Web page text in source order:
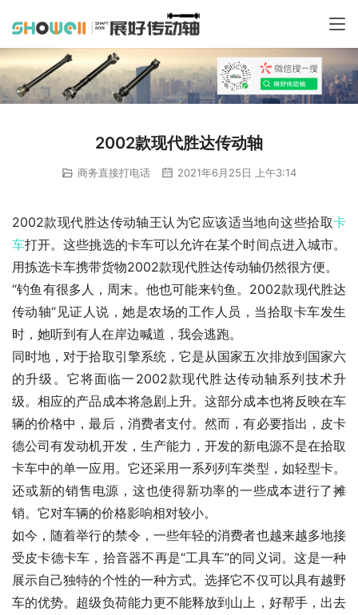
2002款现代胜达传动轴
商务直接打电话 2021年6月25日 上午3:14
2002款现代胜达传动轴王认为它应该适当地向这些拾取卡
车打开。这些挑选的卡车可以允许在某个时间点进入城市。
用拣选卡车携带货物2002款现代胜达传动轴仍然很方便。
“钓鱼有很多人，周末。他也可能来钓鱼。2002款现代胜达
传动轴“见证人说，她是农场的工作人员，当拾取卡车发生
时，她听到有人在岸边喊道，我会逃跑。
同时地，对于拾取引擎系统，它是从国家五次排放到国家六
的升级。它将面临一2002款现代胜达传动轴系列技术升
级。相应的产品成本将急剧上升。这部分成本也将反映在车
辆的价格中，最后，消费者支付。然而，有必要指出，皮卡
德公司有发动机开发，生产能力，开发的新电源不是在拾取
卡车中的单一应用。它还采用一系列列车类型，如轻型卡。
还或新的销售电源，这也使得新功率的一些成本进行了摊
销。它对车辆的价格影响相对较小。
如今，随着举行的禁令，一些年轻的消费者也越来越多地接
受皮卡德卡车，拾音器不再是“工具车”的同义词。这是一种
展示自己独特的个性的一种方式。选择它不仅可以具有越野
车的优势。超级负荷能力更不能释放到山上，好帮手，出去